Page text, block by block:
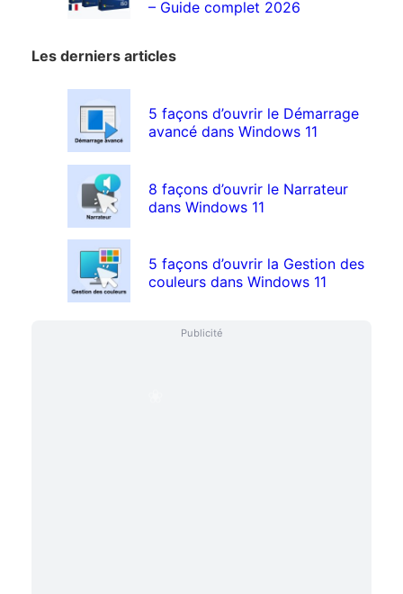
– Guide complet 2026
Les derniers articles
5 façons d’ouvrir le Démarrage
avancé dans Windows 11
8 façons d’ouvrir le Narrateur
dans Windows 11
5 façons d’ouvrir la Gestion des
couleurs dans Windows 11
Publicité